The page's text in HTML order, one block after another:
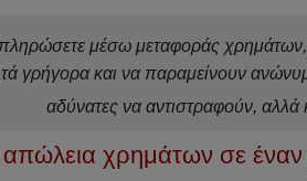
μέσω μεταφοράς
γρήγορα και να παραμείνουν
αδύνατες να αντιστραφούν, αλλά
χρημάτων σε